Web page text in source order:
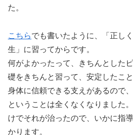
た。
こちらでも書いたように、「正し
生」に習ってからです。
何がよかったって、きちんとした
礎をきちんと習って、安定したこ
身体に信頼できる支えがあるので
ということは全くなくなりました
けでそれが治ったので、いかに指
かります。